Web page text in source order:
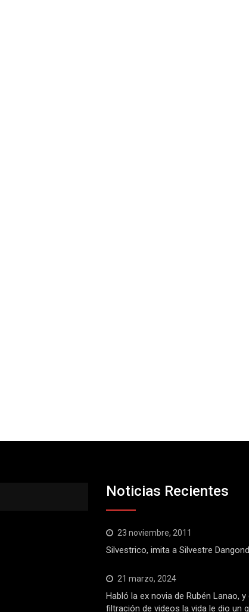
Noticias Recientes
23 noviembre, 2011
Silvestrico, imita a Silvestre Dangond
21 marzo, 2024
Habló la ex novia de Rubén Lanao,
filtración de videos la vida le dio un